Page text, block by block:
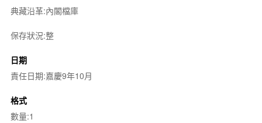
典藏沿革:內閣檔庫
保存狀況:整
日期
責任日期:嘉慶9年10月
格式
數量:1